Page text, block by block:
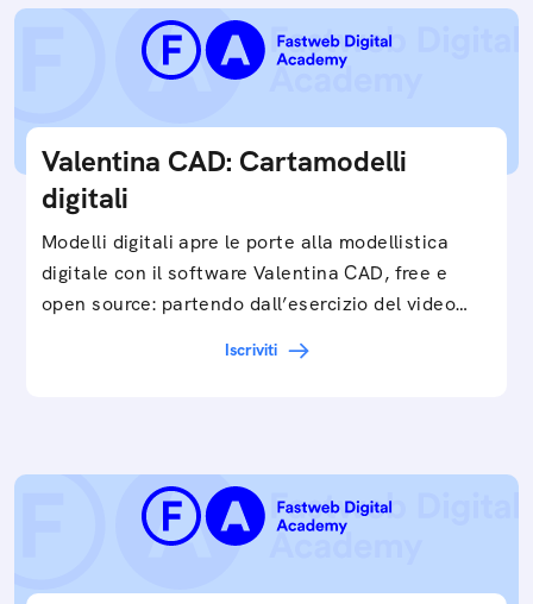
Valentina CAD: Cartamodelli
digitali
Modelli digitali apre le porte alla modellistica
digitale con il software Valentina CAD, free e
open source: partendo dall’esercizio del video…
Iscriviti